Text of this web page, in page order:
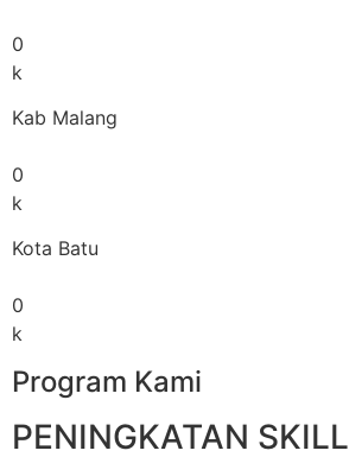
0
k
Kab Malang
0
k
Kota Batu
0
k
Program Kami
PENINGKATAN SKILL